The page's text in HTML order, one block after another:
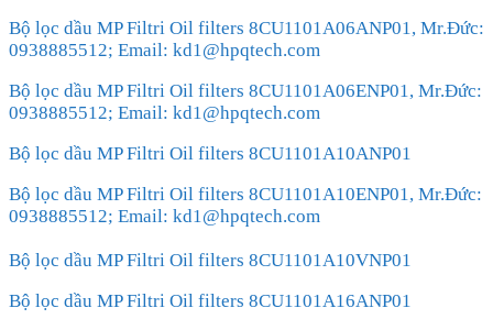
Bộ lọc dầu MP Filtri Oil filters 8CU1101A06ANP01, Mr.Đức:
0938885512; Email: kd1@hpqtech.com
Bộ lọc dầu MP Filtri Oil filters 8CU1101A06ENP01, Mr.Đức:
0938885512; Email: kd1@hpqtech.com
Bộ lọc dầu MP Filtri Oil filters 8CU1101A10ANP01
Bộ lọc dầu MP Filtri Oil filters 8CU1101A10ENP01, Mr.Đức:
0938885512; Email: kd1@hpqtech.com
Bộ lọc dầu MP Filtri Oil filters 8CU1101A10VNP01
Bộ lọc dầu MP Filtri Oil filters 8CU1101A16ANP01